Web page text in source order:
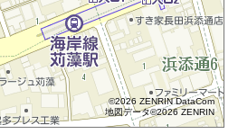
©2026 ZENRIN DataCom
地図データ©2026 ZENRIN